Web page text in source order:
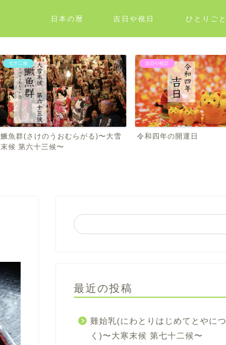
日本の暦 吉日や祝日 ひとりごと
七十二候
鱖魚群(さけのうおむらがる)〜大雪
末候 第六十三候〜
吉日や祝日
令和四年の開運日
最近の投稿
雞始乳(にわとりはじめてとやにつ
く)〜大寒末候 第七十二候〜